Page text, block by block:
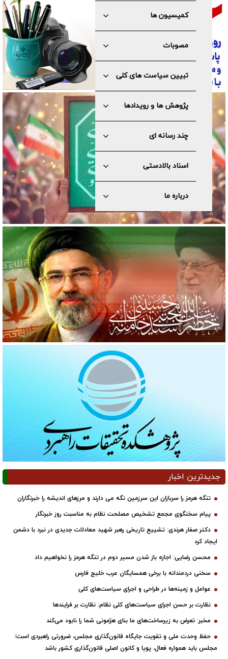
کمیسیون ها
مصوبات
تبیین سیاست های کلی
پژوهش ها و رویدادها
چند رسانه ای
اسناد بالادستی
درباره ما
جدیدترین اخبار
تنگه هرمز را سربازان این سرزمین نگه می دارند و مرزهای اندیشه را خبرنگاران
پیام سخنگوی مجمع تشخیص مصلحت نظام به مناسبت روز خبرنگار
دکتر صفار هرندی: تشییع تاریخی رهبر شهید معادلات جدیدی در نبرد با دشمن
ایجاد کرد
محسن رضایی: اجازه باز شدن مسیر دوم در تنگه هرمز را نخواهیم داد
سخنی دردمندانه با برخی همسایگان عرب خلیج فارس
عوامل و زمینه‌ها در طراحی و اجرای سیاست‌های کلی
نظارت بر حسن اجرای سیاست‌های کلی نظام: نظارت بر فرایندها
مخبر: تعرض به زیرساخت‌های ما بنای هژمونی شما را نابود می‌کند
حفظ وحدت ملی و تقویت جایگاه قانون‌گذاری مجلس، ضرورتی راهبردی است/
مجلس باید همواره فعال، پویا و کانون اصلی قانون‌گذاری کشور باشد